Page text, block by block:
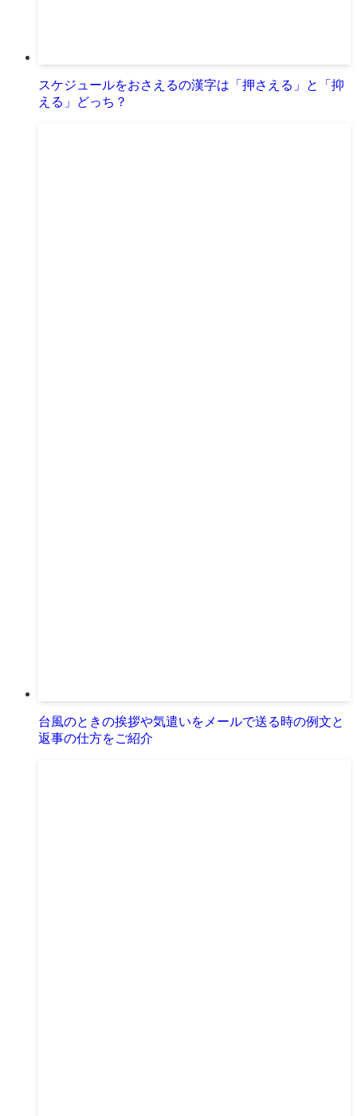
スケジュールをおさえるの漢字は「押さえる」と「抑
える」どっち？
台風のときの挨拶や気遣いをメールで送る時の例文と
返事の仕方をご紹介